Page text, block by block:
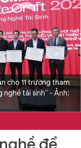
cho 11 trường tham
nghề tái sinh” - Ảnh: